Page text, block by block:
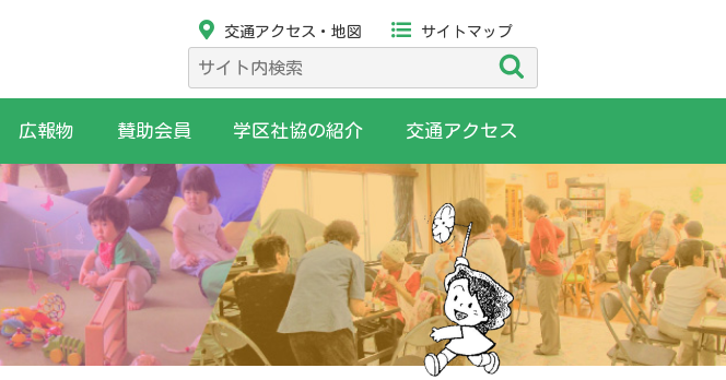
交通アクセス・地図 サイトマップ
検
索:
広報物 賛助会員 学区社協の紹介 交通アクセス